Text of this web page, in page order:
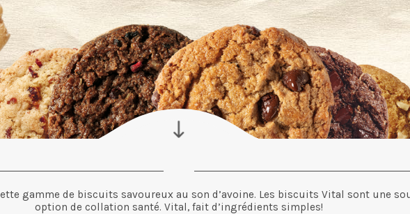
gamme de biscuits savoureux au son d’avoine. Les biscuits Vital sont une
option de collation santé. Vital, fait d’ingrédients simples!